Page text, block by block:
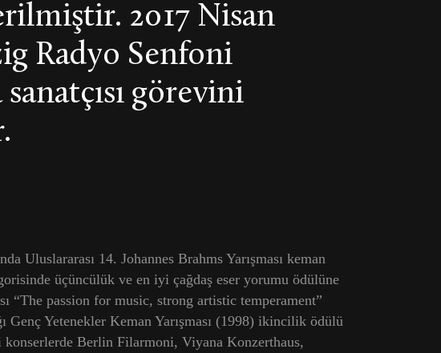
2017 Nisan
Radyo Senfoni
görevini
Uluslararası 14. Johannes Brahms Yarışması keman
üçüncülük ve en iyi çağdaş eser yorumu ödülüne
“The passion for music, strong artistic temperament”
Yetenekler Keman Yarışması (1998) ikincilik ödülü
Berlin Filarmoni, Viyana Konzerthaus,